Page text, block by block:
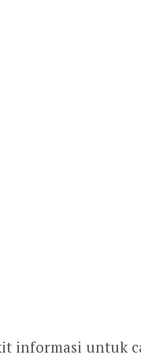
informasi untuk